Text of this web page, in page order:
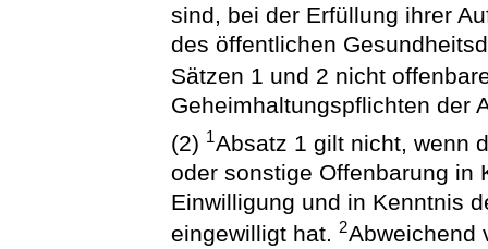
sind, bei der Erfüllung ihrer
des öffentlichen
Sätzen 1 und 2 nicht
Geheimhaltungspflichten der
(2) 1Absatz 1 gilt nicht, wenn
oder sonstige Offenbarung in
Einwilligung und in Kenntnis
eingewilligt hat.2Abweichend